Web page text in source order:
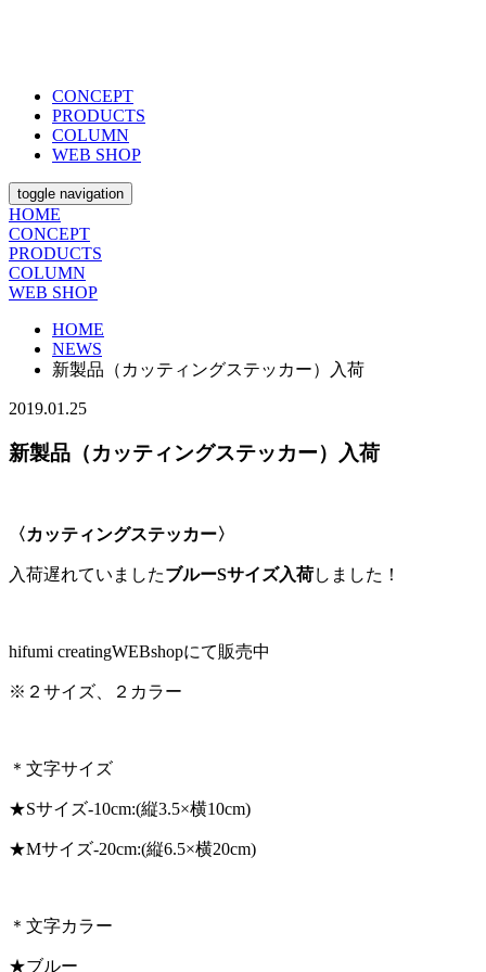
CONCEPT
PRODUCTS
COLUMN
WEB SHOP
toggle navigation
HOME
CONCEPT
PRODUCTS
COLUMN
WEB SHOP
HOME
NEWS
新製品（カッティングステッカー）入荷
2019.01.25
新製品（カッティングステッカー）入荷
〈カッティングステッカー〉
入荷遅れていましたブルーSサイズ入荷しました！
hifumi creatingWEBshopにて販売中
※２サイズ、２カラー
＊文字サイズ
★Sサイズ-10cm:(縦3.5×横10cm)
★Mサイズ-20cm:(縦6.5×横20cm)
＊文字カラー
★ブルー